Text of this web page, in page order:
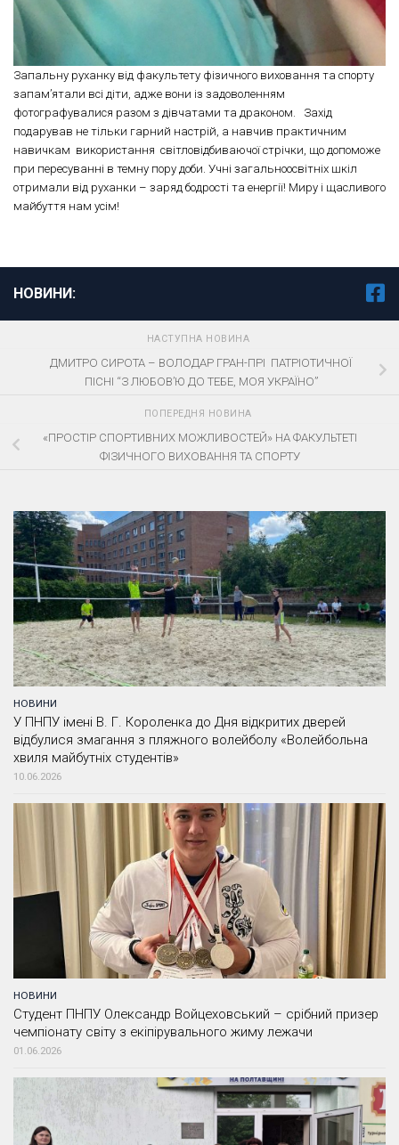
Запальну руханку від факультету фізичного виховання та спорту
запам’ятали всі діти, адже вони із задоволенням
фотографувалися разом з дівчатами та драконом. Захід
подарував не тільки гарний настрій, а навчив практичним
навичкам використання світловідбиваючої стрічки, що допоможе
при пересуванні в темну пору доби. Учні загальноосвітніх шкіл
отримали від руханки – заряд бодрості та енергії! Миру і щасливого
майбуття нам усім!
НОВИНИ:
НАСТУПНА НОВИНА
ДМИТРО СИРОТА – ВОЛОДАР ГРАН-ПРІ ПАТРІОТИЧНОЇ
ПІСНІ “З ЛЮБОВ’Ю ДО ТЕБЕ, МОЯ УКРАЇНО”
ПОПЕРЕДНЯ НОВИНА
«ПРОСТІР СПОРТИВНИХ МОЖЛИВОСТЕЙ» НА ФАКУЛЬТЕТІ
ФІЗИЧНОГО ВИХОВАННЯ ТА СПОРТУ
НОВИНИ
У ПНПУ імені В. Г. Короленка до Дня відкритих дверей
відбулися змагання з пляжного волейболу «Волейбольна
хвиля майбутніх студентів»
10.06.2026
НОВИНИ
Студент ПНПУ Олександр Войцеховський – срібний призер
чемпіонату світу з екіпірувального жиму лежачи
01.06.2026